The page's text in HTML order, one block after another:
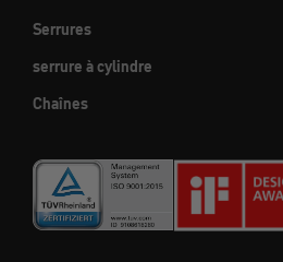
Serrures
serrure à cylindre
Chaînes